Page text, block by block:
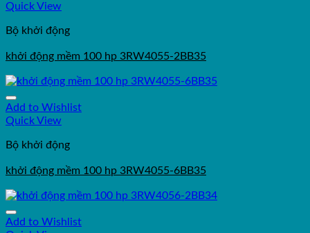
Quick View
Bộ khởi động
khởi động mềm 100 hp 3RW4055-2BB35
Add to Wishlist
Quick View
Bộ khởi động
khởi động mềm 100 hp 3RW4055-6BB35
Add to Wishlist